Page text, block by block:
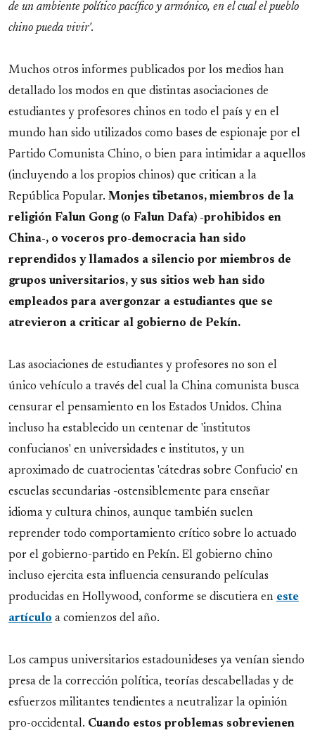
de un ambiente político pacífico y armónico, en el cual el pueblo
chino pueda vivir'.
Muchos otros informes publicados por los medios han
detallado los modos en que distintas asociaciones de
estudiantes y profesores chinos en todo el país y en el
mundo han sido utilizados como bases de espionaje por el
Partido Comunista Chino, o bien para intimidar a aquellos
(incluyendo a los propios chinos) que critican a la
República Popular. Monjes tibetanos, miembros de la
religión Falun Gong (o Falun Dafa) -prohibidos en
China-, o voceros pro-democracia han sido
reprendidos y llamados a silencio por miembros de
grupos universitarios, y sus sitios web han sido
empleados para avergonzar a estudiantes que se
atrevieron a criticar al gobierno de Pekín.
Las asociaciones de estudiantes y profesores no son el
único vehículo a través del cual la China comunista busca
censurar el pensamiento en los Estados Unidos. China
incluso ha establecido un centenar de 'institutos
confucianos' en universidades e institutos, y un
aproximado de cuatrocientas 'cátedras sobre Confucio' en
escuelas secundarias -ostensiblemente para enseñar
idioma y cultura chinos, aunque también suelen
reprender todo comportamiento crítico sobre lo actuado
por el gobierno-partido en Pekín. El gobierno chino
incluso ejercita esta influencia censurando películas
producidas en Hollywood, conforme se discutiera en este
artículo a comienzos del año.
Los campus universitarios estadounideses ya venían siendo
presa de la corrección política, teorías descabelladas y de
esfuerzos militantes tendientes a neutralizar la opinión
pro-occidental. Cuando estos problemas sobrevienen